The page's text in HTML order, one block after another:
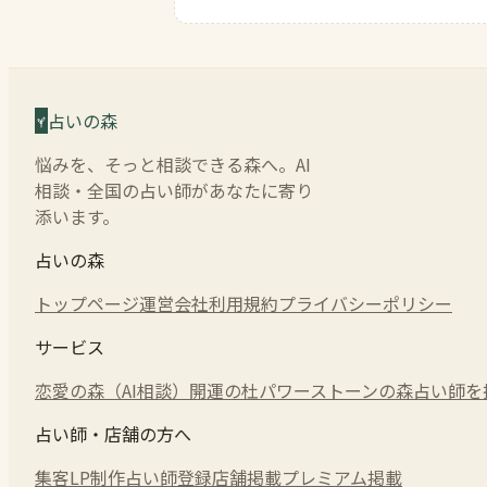
占いの森
悩みを、そっと相談できる森へ。AI
相談・全国の占い師があなたに寄り
添います。
占いの森
トップページ運営会社利用規約プライバシーポリシー
サービス
恋愛の森（AI相談） 開運の杜パワーストーンの森占い師
占い師・店舗の方へ
集客LP制作占い師登録店舗掲載プレミアム掲載